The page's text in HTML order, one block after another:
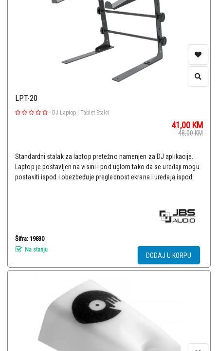
LPT-20
- DJ Laptop i Tablet Stalci
41,00 KM
48,00KM
Standardni stalak za laptop pretežno namenjen za DJ aplikacije.
Laptop je postavljen na visini i pod uglom tako da se uređaji mogu
postaviti ispod i obezbeđuje preglednost ekrana i uređaja ispod.
Šifra: 19830
Na stanju
DODAJ U KORPU